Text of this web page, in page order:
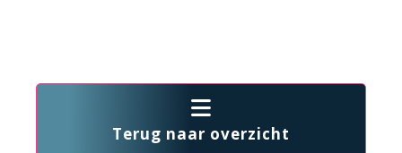
Terug naar overzicht